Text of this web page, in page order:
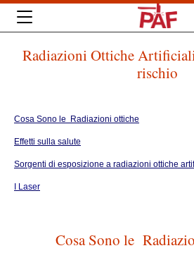
Radiazioni Ottiche
rischio
Cosa Sono le Radiazioni ottiche
Effetti sulla salute
Sorgenti di esposizione a radiazioni ottiche
I Laser
Cosa Sono le